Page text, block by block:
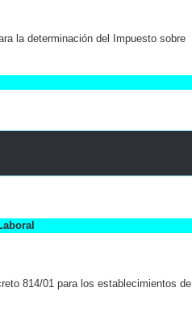
la determinación del Impuesto sobre
814/01 para los establecimientos de